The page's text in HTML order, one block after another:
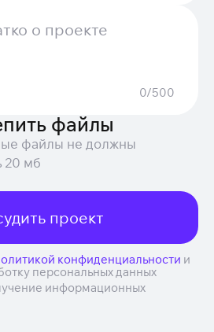
0/500
файлы
файлы не должны
20 мб
проект
конфиденциальности и
персональных данных
информационных